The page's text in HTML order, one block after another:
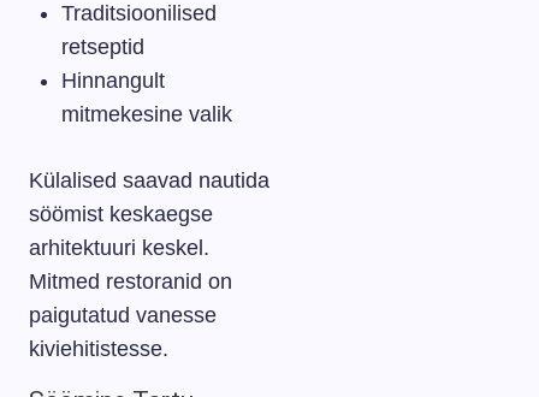
Traditsioonilised
retseptid
Hinnangult
mitmekesine valik
Külalised saavad nautida
söömist keskaegse
arhitektuuri keskel.
Mitmed restoranid on
paigutatud vanesse
kiviehitistesse.